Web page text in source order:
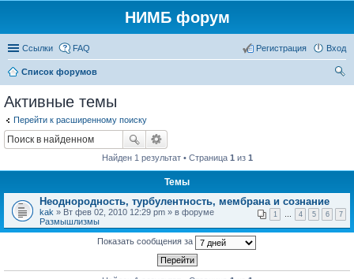
НИМБ форум
Ссылки FAQ Вход
Регистрация
Список форумов
Активные темы
Перейти к расширенному поиску
Найден 1 результат • Страница 1 из 1
Темы
Неоднородность, турбулентность, мембрана и сознание
1 4 5 6 7
kak » Вт фев 02, 2010 12:29 pm » в форуме
Размышлизмы
Показать сообщения за